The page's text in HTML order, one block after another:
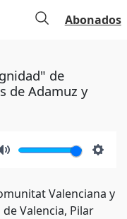
Abonados
de
de Adamuz y
Valenciana y
Valencia, Pilar